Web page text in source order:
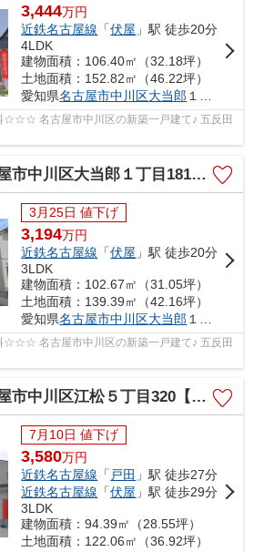
3,444万円
近鉄名古屋線 「伏屋 」駅 徒歩20分
4LDK
建物面積：106.40㎡（32.18坪）
土地面積：152.82㎡（46.22坪）
愛知県名古屋市中川区大当郎 １丁目1815
名古屋市中川区の新築一戸建て♪ 五反田
区大当郎１丁目1815【仲介手数料無料】新築一戸建て
3月25日 値下げ
3,194万円
近鉄名古屋線 「伏屋 」駅 徒歩20分
3LDK
建物面積：102.67㎡（31.05坪）
土地面積：139.39㎡（42.16坪）
愛知県名古屋市中川区大当郎 １丁目1815
名古屋市中川区の新築一戸建て♪ 五反田
川区江松５丁目320【仲介手数料無料】新築一戸建て
7月10日 値下げ
3,580万円
近鉄名古屋線 「 戸田 」駅 徒歩27分
近鉄名古屋線 「伏屋 」駅 徒歩29分
3LDK
建物面積：94.39㎡（28.55坪）
土地面積：122.06㎡（36.92坪）